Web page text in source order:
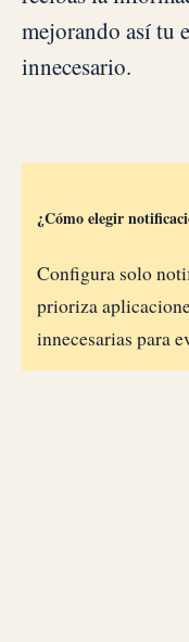
mejorando así tu
innecesario.
¿Cómo elegir
Configura solo
prioriza
innecesarias para